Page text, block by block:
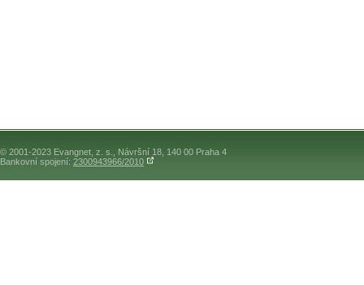
© 2001-2023 Evangnet, z. s., Návršní 18, 140 00 Praha 4
Bankovní spojení: 2300943966/2010